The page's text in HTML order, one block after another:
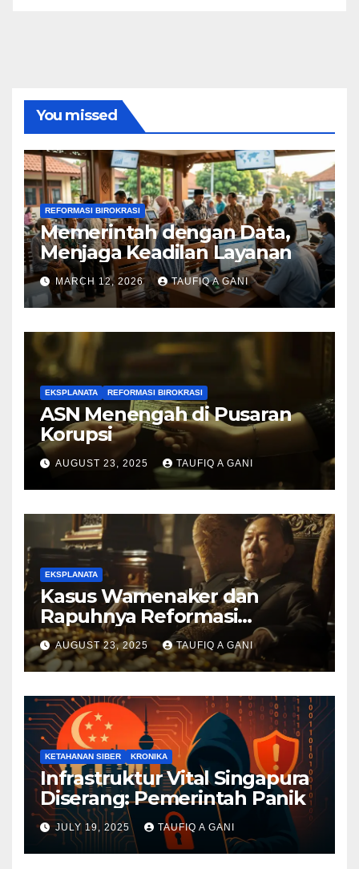
You missed
REFORMASI BIROKRASI
Memerintah dengan Data,
Menjaga Keadilan Layanan
MARCH 12, 2026 TAUFIQ A GANI
EKSPLANATA REFORMASI BIROKRASI
ASN Menengah di Pusaran
Korupsi
AUGUST 23, 2025 TAUFIQ A GANI
EKSPLANATA
Kasus Wamenaker dan
Rapuhnya Reformasi
Birokrasi
AUGUST 23, 2025 TAUFIQ A GANI
KETAHANAN SIBER KRONIKA
Infrastruktur Vital Singapura
Diserang: Pemerintah Panik
JULY 19, 2025 TAUFIQ A GANI